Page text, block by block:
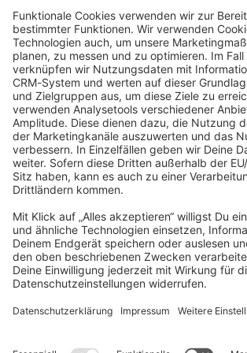
community@shopware.com
Company
Press
Jobs
Newsletter
Store
Shopware 6 Handbook by
Splendid (German)
Shopware 6 - Product Feedback &